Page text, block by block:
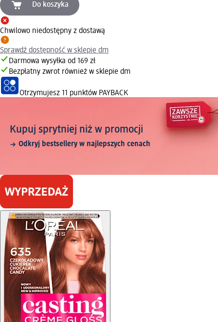
Do koszyka
Chwilowo niedostępny z dostawą
Sprawdź dostępność w sklepie dm
Darmowa wysyłka od 169 zł
Bezpłatny zwrot również w sklepie dm
Otrzymujesz 11 punktów PAYBACK
Kupuj sprytniej niż w promocji
Odkryj bestsellery w najlepszych cenach